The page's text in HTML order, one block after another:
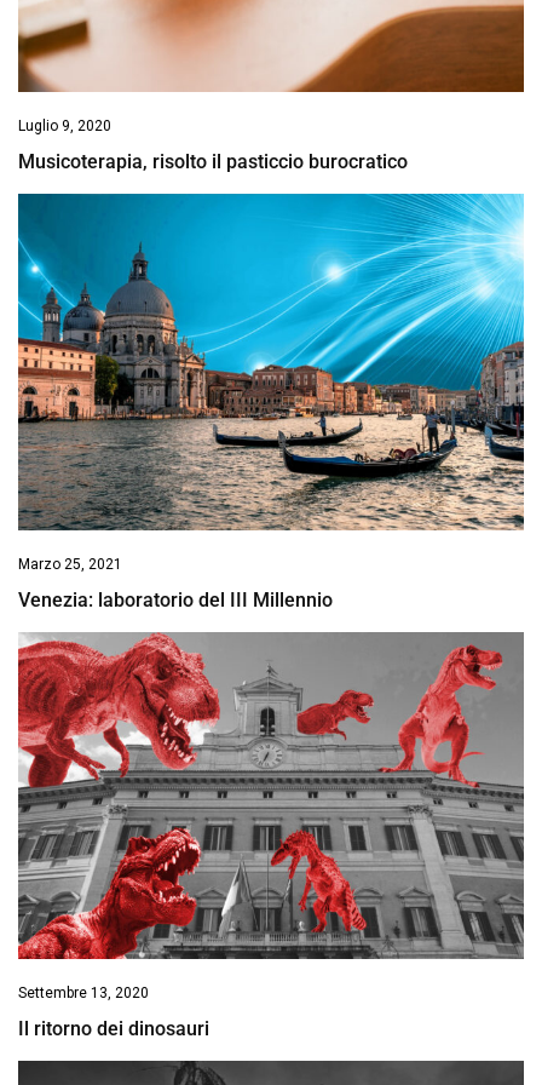
Luglio 9, 2020
Musicoterapia, risolto il pasticcio burocratico
Marzo 25, 2021
Venezia: laboratorio del III Millennio
Settembre 13, 2020
Il ritorno dei dinosauri